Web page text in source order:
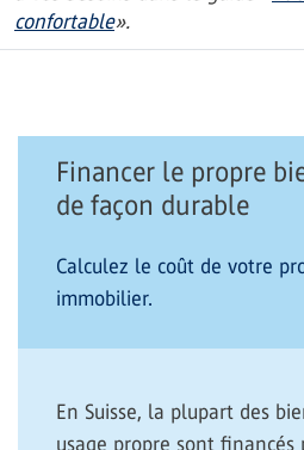
confortable».
Financer le propre
de façon durable
Calculez le coût de votre
immobilier.
En Suisse, la plupart des
usage propre sont financés